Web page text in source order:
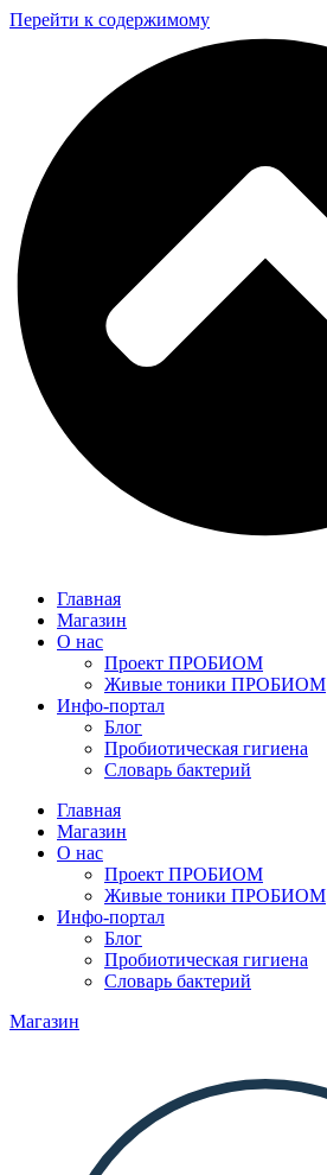
Перейти к содержимому
Главная
Магазин
О нас
Проект ПРОБИОМ
Живые тоники ПРОБИОМ
Инфо-портал
Блог
Пробиотическая гигиена
Словарь бактерий
Главная
Магазин
О нас
Проект ПРОБИОМ
Живые тоники ПРОБИОМ
Инфо-портал
Блог
Пробиотическая гигиена
Словарь бактерий
Магазин